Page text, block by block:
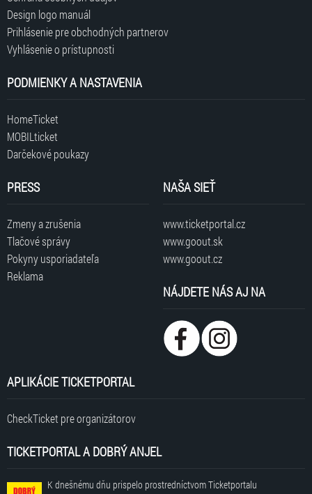
Design logo manuál
Prihlásenie pre obchodných partnerov
Vyhlásenie o prístupnosti
PODMIENKY A NASTAVENIA
HomeTicket
MOBILticket
Darčekové poukazy
PRESS
Zmeny a zrušenia
Tlačové správy
Pokyny usporiadateľa
Reklama
NAŠA SIEŤ
www.ticketportal.cz
www.goout.sk
www.goout.cz
NÁJDETE NÁS AJ NA
APLIKÁCIE TICKETPORTAL
CheckTicket pre organizátorov
TICKETPORTAL A DOBRÝ ANJEL
K dnešnému dňu prispelo prostredníctvom Ticketportalu